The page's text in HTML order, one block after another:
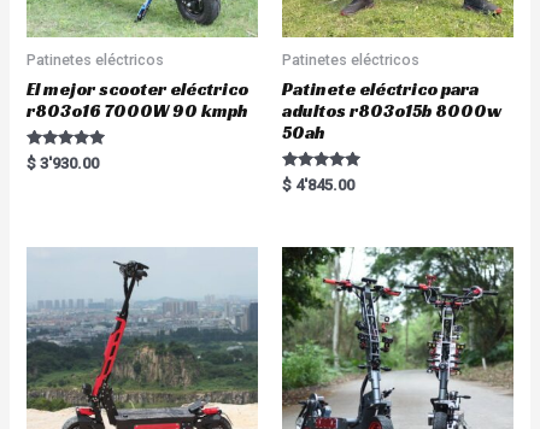
Patinetes eléctricos
El mejor scooter eléctrico
r803o16 7000W 90 kmph
Rated
5.00
$ 3'930.00
Patinetes eléctricos
Patinete eléctrico para
adultos r803o15b 8000w
50ah
Rated
5.00
$ 4'845.00